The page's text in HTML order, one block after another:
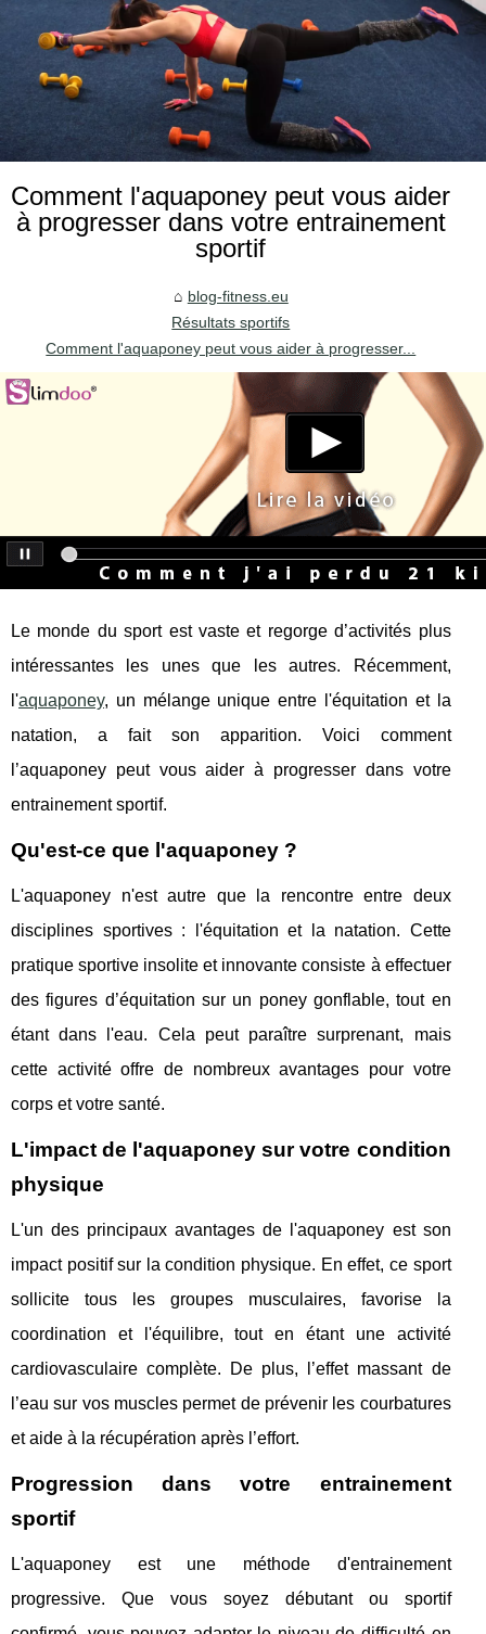
Comment l'aquaponey peut vous aider
à progresser dans votre entrainement
sportif
blog-fitness.eu
Résultats sportifs
Comment l'aquaponey peut vous aider à progresser...
Le monde du sport est vaste et regorge d’activités plus
intéressantes les unes que les autres. Récemment,
l'aquaponey, un mélange unique entre l'équitation et la
natation, a fait son apparition. Voici comment
l’aquaponey peut vous aider à progresser dans votre
entrainement sportif.
Qu'est-ce que l'aquaponey ?
L'aquaponey n'est autre que la rencontre entre deux
disciplines sportives : l'équitation et la natation. Cette
pratique sportive insolite et innovante consiste à effectuer
des figures d’équitation sur un poney gonflable, tout en
étant dans l'eau. Cela peut paraître surprenant, mais
cette activité offre de nombreux avantages pour votre
corps et votre santé.
L'impact de l'aquaponey sur votre condition
physique
L'un des principaux avantages de l'aquaponey est son
impact positif sur la condition physique. En effet, ce sport
sollicite tous les groupes musculaires, favorise la
coordination et l'équilibre, tout en étant une activité
cardiovasculaire complète. De plus, l’effet massant de
l’eau sur vos muscles permet de prévenir les courbatures
et aide à la récupération après l’effort.
Progression dans votre entrainement
sportif
L'aquaponey est une méthode d'entrainement
progressive. Que vous soyez débutant ou sportif